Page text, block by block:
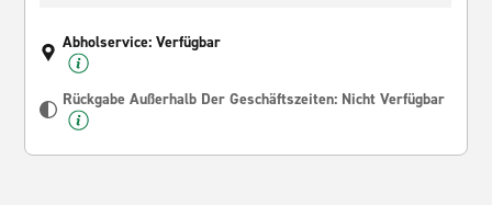
Abholservice: Verfügbar
Rückgabe Außerhalb Der Geschäftszeiten: Nicht Verfügbar